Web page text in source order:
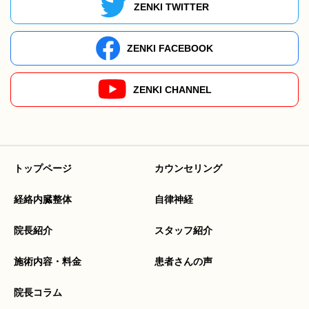
ZENKI TWITTER
ZENKI FACEBOOK
ZENKI CHANNEL
トップページ カウンセリング
経絡内臓整体 自律神経
院長紹介 スタッフ紹介
施術内容・料金 患者さんの声
院長コラム